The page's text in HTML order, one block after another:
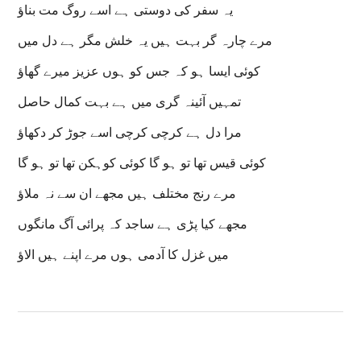
یہ سفر کی دوستی ہے اسے روگ مت بناؤ
مرے چارہ گر بہت ہیں یہ خلش مگر ہے دل میں
کوئی ایسا ہو کہ جس کو ہوں عزیز میرے گھاؤ
تمہیں آئینہ گری میں ہے بہت کمال حاصل
مرا دل ہے کرچی کرچی اسے جوڑ کر دکھاؤ
کوئی قیس تھا تو ہو گا کوئی کوہکن تھا تو ہو گا
مرے رنج مختلف ہیں مجھے ان سے نہ ملاؤ
مجھے کیا پڑی ہے ساجد کہ پرائی آگ مانگوں
میں غزل کا آدمی ہوں مرے اپنے ہیں الاؤ